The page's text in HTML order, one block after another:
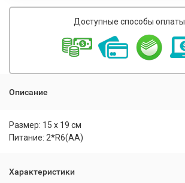
Доступные способы оплаты
Описание
Размер: 15 х 19 см
Питание: 2*R6(AA)
Характеристики